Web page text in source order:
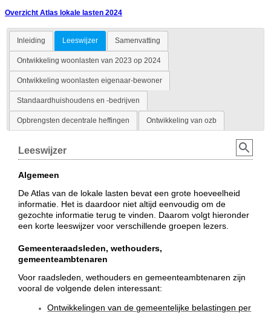
Overzicht Atlas lokale lasten 2024
Inleiding Leeswijzer Samenvatting
Ontwikkeling woonlasten van 2023 op 2024
Ontwikkeling woonlasten eigenaar-bewoner
Standaardhuishoudens en -bedrijven
Opbrengsten decentrale heffingen Ontwikkeling van ozb
Leeswijzer
Algemeen
De Atlas van de lokale lasten bevat een grote hoeveelheid
informatie. Het is daardoor niet altijd eenvoudig om de
gezochte informatie terug te vinden. Daarom volgt hieronder
een korte leeswijzer voor verschillende groepen lezers.
Gemeenteraadsleden, wethouders,
gemeenteambtenaren
Voor raadsleden, wethouders en gemeenteambtenaren zijn
vooral de volgende delen interessant:
Ontwikkelingen van de gemeentelijke belastingen per